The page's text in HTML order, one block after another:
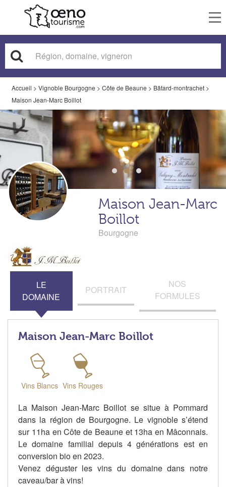
Accueil > Vignoble Bourgogne > Côte de Beaune > Bâtard-montrachet >
Maison Jean-Marc Boillot
Maison Jean-Marc
Boillot
Bourgogne
LE
DOMAINE
PORTRAIT
NOS
FORMULES
Maison Jean-Marc Boillot
Vins Blancs Vins Rouges
La Maison Jean-Marc Boillot se situe à Pommard
dans la région de Bourgogne. Le vignoble s’étend
sur 11ha en Côte de Beaune et 13ha en Mâconnais.
Le domaine familial depuis 4 générations est en
conversion bio en 2023.
Venez déguster les vins du domaine dans notre
caveau/bar à vins!